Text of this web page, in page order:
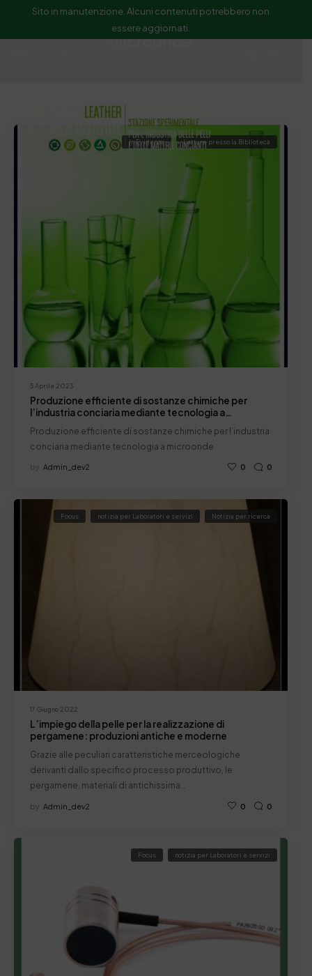
Sito in manutenzione. Alcuni contenuti potrebbero non
essere aggiornati.
Microonde
5 Aprile 2023
In Evidenza Letture presso la Biblioteca
Produzione efficiente di sostanze chimiche per
l’industria conciaria mediante tecnologia a
Produzione efficiente di sostanze chimiche per l’industria
conciaria mediante tecnologia a microonde
by Admin_dev2 0 0
17 Giugno 2022
Focus notizia per Laboratori e servizi Notizia per ricerca
L’impiego della pelle per la realizzazione di
pergamene: produzioni antiche e moderne
Grazie alle peculiari caratteristiche merceologiche
derivanti dallo specifico processo produttivo, le
pergamene, materiali di antichissima…
by Admin_dev2 0 0
Focus notizia per Laboratori e servizi